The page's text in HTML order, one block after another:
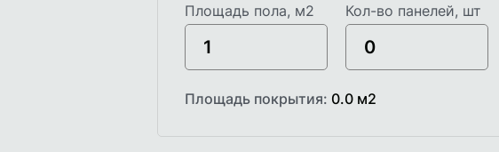
Площадь пола, м2 Кол-во панелей, шт
Площадь покрытия: 0.0 м2